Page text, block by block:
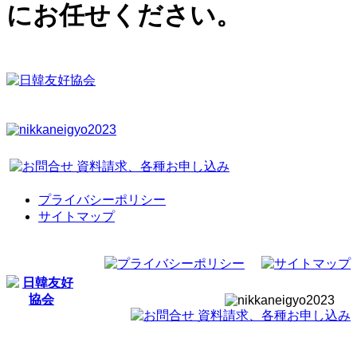
にお任せください。
プライバシーポリシー
サイトマップ